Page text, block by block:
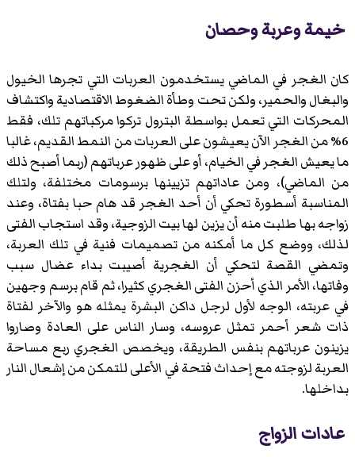
خيمة وعربة وحصان
كان الغجر في الماضي يستخدمون العربات التي تجرها الخيول
والبغال والحمير، ولكن تحت وطأة الضغوط الاقتصادية واكتشاف
المحركات التي تعمل بواسطة البترول تركوا مركباتهم تلك، فقط
6% من الغجر الآن يعيشون على العربات من النمط القديم، غالبا
ما يعيش الغجر في الخيام، أو على ظهور عرباتهم (ربما أصبح ذلك
من الماضي)، ومن عاداتهم تزيينها برسومات مختلفة، ولتلك
المناسبة أسطورة تحكي أن أحد الغجر قد هام حبا بفتاة، وعند
زواجه بها طلبت منه أن يزين لها بيت الزوجية، وقد استجاب الفتى
لذلك، ووضع كل ما أمكنه من تصميمات فنية في تلك العربة،
وتمضي القصة لتحكي أن الغجرية أصيبت بداء عضال سبب
وفاتها، الأمر الذي أحزن الفتى الغجري كثيرا، ثم قام برسم وجهين
في عربته، الوجه لأول لرجل داكن البشرة يمثله هو والآخر لفتاة
ذات شعر أحمر تمثل عروسه، وسار الناس على العادة وصاروا
يزينون عرباتهم بنفس الطريقة، ويخصص الغجري ربع مساحة
العربة لزوجته مع إحداث فتحة في الأعلى للتمكن من إشعال النار
بداخلها.
عادات الزواج